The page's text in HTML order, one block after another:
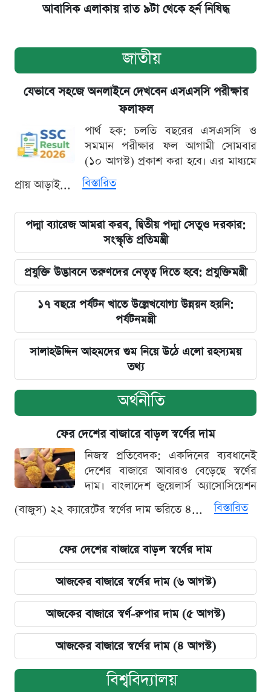
আবাসিক এলাকায় রাত ৯টা থেকে হর্ন নিষিদ্ধ
জাতীয়
যেভাবে সহজে অনলাইনে দেখবেন এসএসসি পরীক্ষার
ফলাফল
পার্থ হক: চলতি বছরের এসএসসি ও
সমমান পরীক্ষার ফল আগামী সোমবার
(১০ আগস্ট) প্রকাশ করা হবে। এর মাধ্যমে
প্রায় আড়াই...
বিস্তারিত
পদ্মা ব্যারেজ আমরা করব, দ্বিতীয় পদ্মা সেতুও দরকার:
সংস্কৃতি প্রতিমন্ত্রী
প্রযুক্তি উদ্ভাবনে তরুণদের নেতৃত্ব দিতে হবে: প্রযুক্তিমন্ত্রী
১৭ বছরে পর্যটন খাতে উল্লেখযোগ্য উন্নয়ন হয়নি:
পর্যটনমন্ত্রী
সালাহউদ্দিন আহমদের গুম নিয়ে উঠে এলো রহস্যময়
তথ্য
অর্থনীতি
ফের দেশের বাজারে বাড়ল স্বর্ণের দাম
নিজস্ব প্রতিবেদক: একদিনের ব্যবধানেই
দেশের বাজারে আবারও বেড়েছে স্বর্ণের
দাম। বাংলাদেশ জুয়েলার্স অ্যাসোসিয়েশন
(বাজুস) ২২ ক্যারেটের স্বর্ণের দাম ভরিতে ৪...
বিস্তারিত
ফের দেশের বাজারে বাড়ল স্বর্ণের দাম
আজকের বাজারে স্বর্ণের দাম (৬ আগস্ট)
আজকের বাজারে স্বর্ণ-রুপার দাম (৫ আগস্ট)
আজকের বাজারে স্বর্ণের দাম (৪ আগস্ট)
বিশ্ববিদ্যালয়